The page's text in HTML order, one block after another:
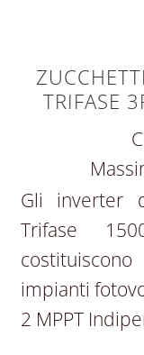
TRIFASE
Gli inverter
Trifase
impianti
2 MPPT